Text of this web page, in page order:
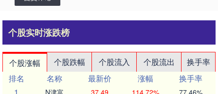
个股实时涨跌榜
个股涨幅 个股跌幅 个股流入 个股流出
换手率
排名
名称 最新价 涨幅
换手率